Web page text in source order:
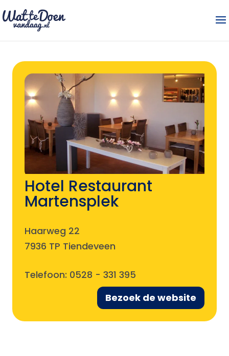
Hotel Restaurant
Martensplek
Haarweg 22
7936 TP Tiendeveen
Telefoon: 0528 - 331 395
Bezoek de website